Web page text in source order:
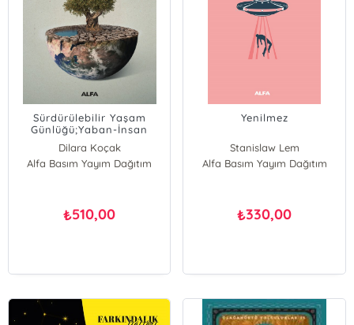
Sürdürülebilir Yaşam
Günlüğü;Yaban-İnsan
Arabulucusu
Dilara Koçak
Alfa Basım Yayım Dağıtım
₺510,00
Yenilmez
Stanislaw Lem
Alfa Basım Yayım Dağıtım
₺330,00